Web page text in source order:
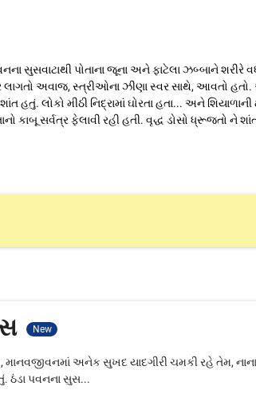
સુસવાટાથી પોતાના જૂના અને ફાટેલા ઝબ્બાને શરીરે
અવાજ, સ્ત્રીઓના ઝીણા સ્વર સાથે, આવતો હતો.
લોકો મીઠી નિદ્રામાં ઘોરતા હતા... અને શિયાળાની
કાબૂ સર્વત્ર ફેલાવી રહી હતી. વૃદ્ધ ડોસો ધ્રૂજતો ને
New
માનવજીવનમાં અનેક સુખદ યાદગીરી ચમકી રહે તેમ,
ઠંડા પવનના સુસ...